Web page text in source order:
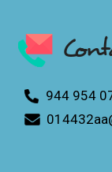
944 954